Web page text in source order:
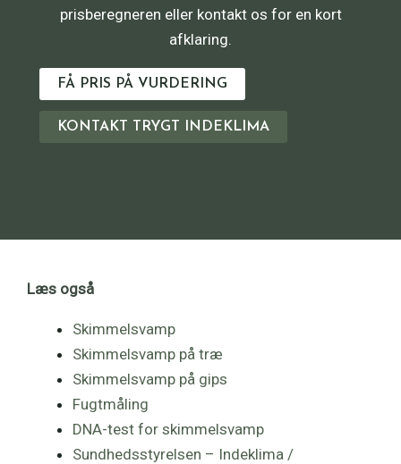
prisberegneren eller kontakt os for en kort
afklaring.
FÅ PRIS PÅ VURDERING
KONTAKT TRYGT INDEKLIMA
Læs også
Skimmelsvamp
Skimmelsvamp på træ
Skimmelsvamp på gips
Fugtmåling
DNA-test for skimmelsvamp
Sundhedsstyrelsen – Indeklima /